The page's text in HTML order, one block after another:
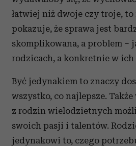
łatwiej niż dwoje czy troje,
pokazuje, że sprawa jest
skomplikowana, a problem –
rodzicach, a konkretnie w
Być jedynakiem to znaczy
wszystko, co najlepsze.
z rodzin wielodzietnych
swoich pasji i talentów.
jedynakowi to, czego